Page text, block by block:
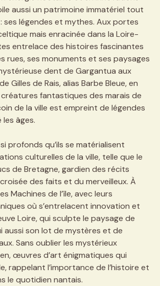
aussi un patrimoine immatériel tout
ses légendes et mythes. Aux portes
mais enracinée dans la Loire-
entrelace des histoires fascinantes
rues, ses monuments et ses paysages
dent de Gargantua aux
Gilles de Rais, alias Barbe Bleue, en
fantastiques des marais de
de la ville est empreint de légendes
âges.
profonds qu’ils se matérialisent
culturelles de la ville, telle que le
de Bretagne, gardien des récits
des faits et du merveilleux. À
Machines de l’île, avec leurs
où s’entrelacent innovation et
Loire, qui sculpte le paysage de
aussi son lot de mystères et de
Sans oublier les mystérieux
œuvres d’art énigmatiques qui
rappelant l’importance de l’histoire et
le quotidien nantais.